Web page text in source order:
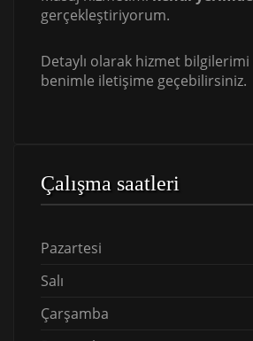
gerçekleştiriyorum.
Detaylı olarak hizmet
benimle iletişime geçebilirsiniz.
Çalışma saatleri
Pazartesi
Salı
Çarşamba